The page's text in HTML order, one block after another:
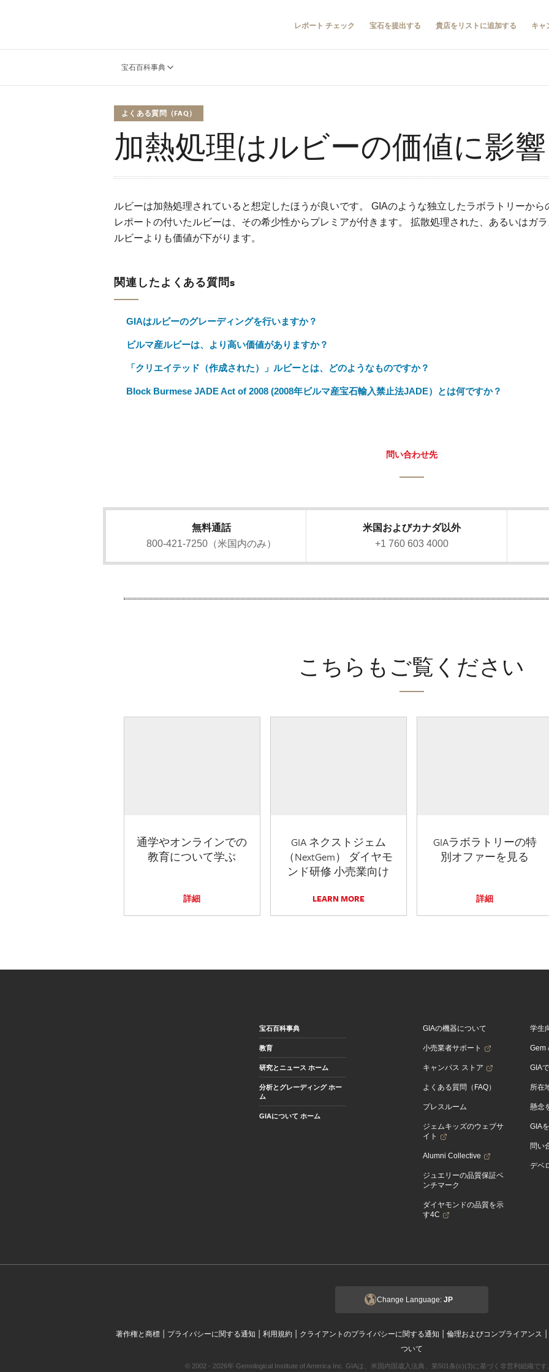
レポート チェック 宝石を提出する 貴店をリストに追加する キャ
宝石百科事典
よくある質問（FAQ）
加熱処理はルビーの価値に影
ルビーは加熱処理されていると想定したほうが良いです。 GIAのような独立したラボラトリーか
レポートの付いたルビーは、その希少性からプレミアが付きます。 拡散処理された、あるいはガ
ルビーよりも価値が下がります。
関連したよくある質問s
GIAはルビーのグレーディングを行いますか？
ビルマ産ルビーは、より高い価値がありますか？
「クリエイテッド（作成された）」ルビーとは、どのようなものですか？
Block Burmese JADE Act of 2008 (2008年ビルマ産宝石輸入禁止法JADE）とは何ですか？
問い合わせ先
無料通話
800-421-7250（米国内のみ）
米国およびカナダ以外
+1 760 603 4000
こちらもご覧ください
通学やオンラインでの
教育について学ぶ
詳細
GIA ネクストジェム
（NextGem） ダイヤモ
ンド研修 小売業向け
LEARN MORE
GIAラボラトリーの特
別オファーを見る
詳細
宝石百科事典
教育
研究とニュース ホーム
分析とグレーディング ホー
ム
GIAについて ホーム
GIAの機器について
小売業者サポート
キャンパス ストア
よくある質問（FAQ）
プレスルーム
ジェムキッズのウェブサ
イト
Alumni Collective
ジュエリーの品質保証ベ
ンチマーク
ダイヤモンドの品質を示
す4C
学生
Gem
GIA
所在
懸念
GIA
問い
デベ
Change Language: JP
著作権と商標 | プライバシーに関する通知 | 利用規約 | クライアントのプライバシーに関する通知 | 倫理およびコンプライアンス |
ついて
© 2002 - 2026年 Gemological Institute of America Inc. GIAは、米国内国歳入法典、第501条(c)(3)に基づく非営利組織です